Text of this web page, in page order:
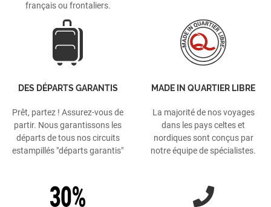
français ou frontaliers.
DES DÉPARTS GARANTIS
Prêt, partez ! Assurez-vous de
partir. Nous garantissons les
départs de tous nos circuits
estampillés "départs garantis"
MADE IN QUARTIER LIBRE
La majorité de nos voyages
dans les pays celtes et
nordiques sont conçus par
notre équipe de spécialistes.